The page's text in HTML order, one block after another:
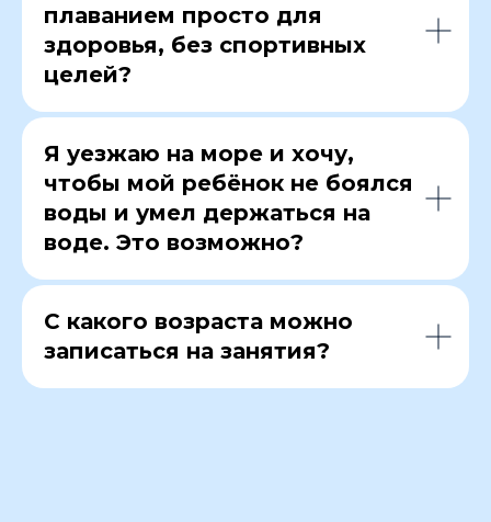
плаванием просто для
здоровья, без спортивных
целей?
Я уезжаю на море и хочу,
чтобы мой ребёнок не боялся
воды и умел держаться на
воде. Это возможно?
С какого возраста можно
записаться на занятия?